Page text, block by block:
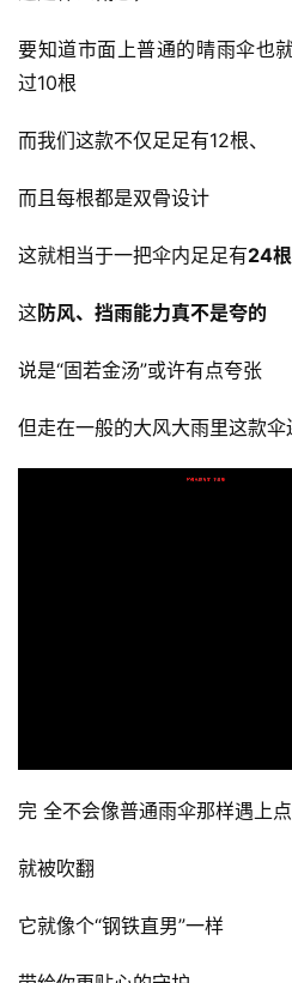
要知道市面上普通的晴雨伞也
过10根
而我们这款不仅足足有12根、
而且每根都是双骨设计
这就相当于一把伞内足足有24
这防风、挡雨能力真不是夸的
说是“固若金汤”或许有点夸张
但走在一般的大风大雨里这款
完 全不会像普通雨伞那样遇上点
就被吹翻
它就像个“钢铁直男”一样